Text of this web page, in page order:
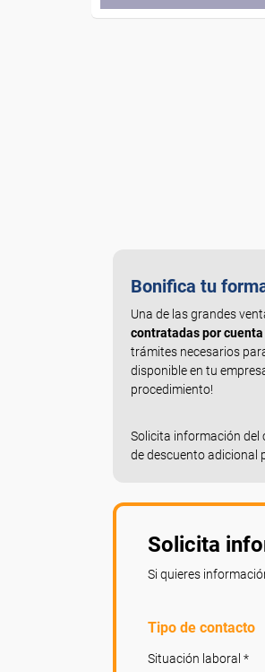
Bonifica tu
Una de las grandes
contratadas por
trámites necesarios
disponible en tu
procedimiento!
Solicita información del
de descuento adicional
Solicita
Si quieres
Tipo de contacto
Situación laboral *